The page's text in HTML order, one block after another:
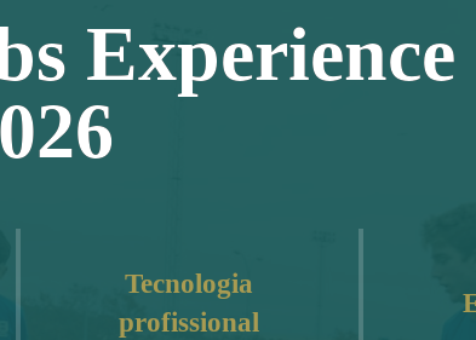
Tecnologia
profissional